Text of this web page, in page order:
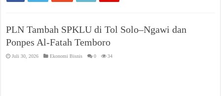
PLN Tambah SPKLU di Tol Solo–Ngawi dan
Ponpes Al-Fatah Temboro
Juli 30, 2026 Ekonomi Bisnis 0 34